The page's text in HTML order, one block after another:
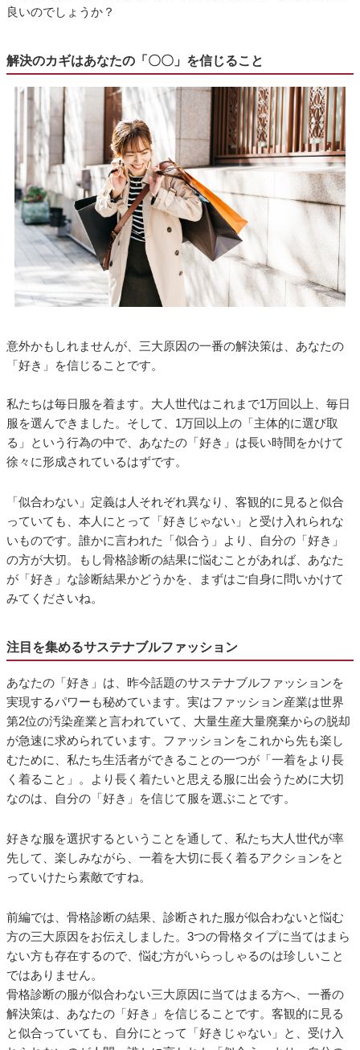
良いのでしょうか？
解決のカギはあなたの「〇〇」を信じること
意外かもしれませんが、三大原因の一番の解決策は、あなたの
「好き」を信じることです。
私たちは毎日服を着ます。大人世代はこれまで1万回以上、毎日
服を選んできました。そして、1万回以上の「主体的に選び取
る」という行為の中で、あなたの「好き」は長い時間をかけて
徐々に形成されているはずです。
「似合わない」定義は人それぞれ異なり、客観的に見ると似合
っていても、本人にとって「好きじゃない」と受け入れられな
いものです。誰かに言われた「似合う」より、自分の「好き」
の方が大切。もし骨格診断の結果に悩むことがあれば、あなた
が「好き」な診断結果かどうかを、まずはご自身に問いかけて
みてくださいね。
注目を集めるサステナブルファッション
あなたの「好き」は、昨今話題のサステナブルファッションを
実現するパワーも秘めています。実はファッション産業は世界
第2位の汚染産業と言われていて、大量生産大量廃棄からの脱却
が急速に求められています。ファッションをこれから先も楽し
むために、私たち生活者ができることの一つが「一着をより長
く着ること」。より長く着たいと思える服に出会うために大切
なのは、自分の「好き」を信じて服を選ぶことです。
好きな服を選択するということを通して、私たち大人世代が率
先して、楽しみながら、一着を大切に長く着るアクションをと
っていけたら素敵ですね。
前編では、骨格診断の結果、診断された服が似合わないと悩む
方の三大原因をお伝えしました。3つの骨格タイプに当てはまら
ない方も存在するので、悩む方がいらっしゃるのは珍しいこと
ではありません。
骨格診断の服が似合わない三大原因に当てはまる方へ、一番の
解決策は、あなたの「好き」を信じることです。客観的に見る
と似合っていても、自分にとって「好きじゃない」と、受け入